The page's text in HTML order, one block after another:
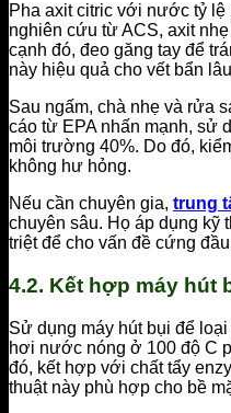
Pha axit citric với nước tỷ lệ
nghiên cứu từ ACS, axit
cạnh đó, đeo găng tay để
này hiệu quả cho vết bẩn
Sau ngấm, chà nhẹ và rửa
cáo từ EPA nhấn mạnh, sử
môi trường 40%. Do đó,
không hư hỏng.
Nếu cần chuyên gia, trung
chuyên sâu. Họ áp dụng kỹ
triệt để cho vấn đề cứng
4.2. Kết hợp máy hút
Sử dụng máy hút bụi để
hơi nước nóng ở 100 độ C
đó, kết hợp với chất tẩy
thuật này phù hợp cho bề